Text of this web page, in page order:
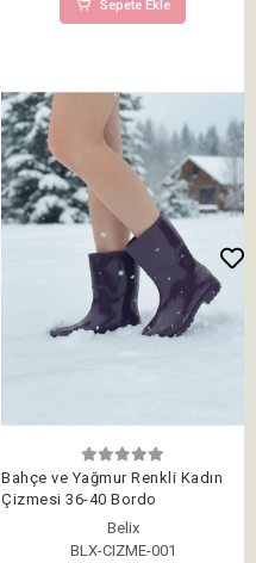
Sepete Ekle
Bahçe ve Yağmur Renkli Kadın
Çizmesi 36-40 Bordo
Belix
BLX-CIZME-001